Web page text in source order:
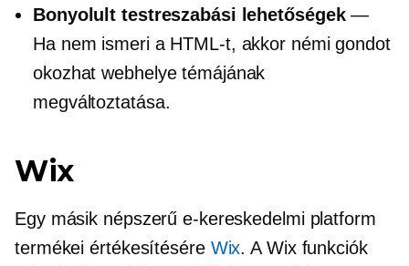
Bonyolult testreszabási lehetőségek—
Ha nem ismeri a HTML-t, akkor némi gondot
okozhat webhelye témájának
megváltoztatása.
Wix
Egy másik népszerű e-kereskedelmi platform
termékei értékesítésére Wix. A Wix funkciók